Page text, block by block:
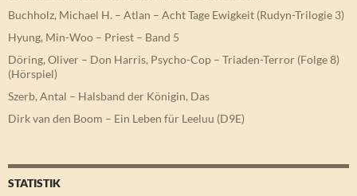
Buchholz, Michael H. – Atlan – Acht Tage Ewigkeit (Rudyn-Trilogie 3)
Hyung, Min-Woo – Priest – Band 5
Döring, Oliver – Don Harris, Psycho-Cop – Triaden-Terror (Folge 8)
(Hörspiel)
Szerb, Antal – Halsband der Königin, Das
Dirk van den Boom – Ein Leben für Leeluu (D9E)
STATISTIK